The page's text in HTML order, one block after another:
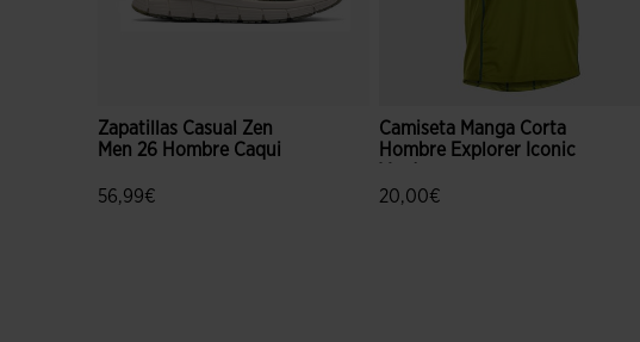
Zapatillas Casual Zen
Men 26 Hombre Caqui
56,99€
Camiseta Manga Corta
Hombre Explorer Iconic
20,00€